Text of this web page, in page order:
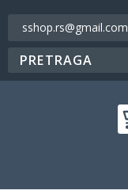
sshop.rs@gmail.com